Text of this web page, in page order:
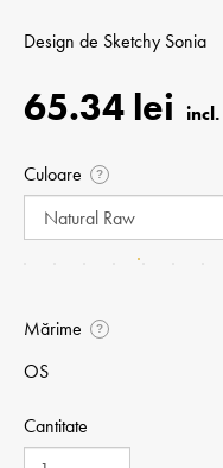
Design de Sketchy Sonia
65.34 lei
Culoare ?
Mărime ?
OS
Cantitate